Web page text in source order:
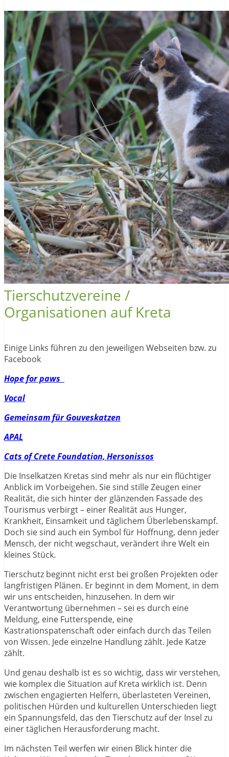
Tierschutzvereine /
Organisationen auf Kreta
Einige Links führen zu den jeweiligen Webseiten bzw. zu
Facebook
Hope for paws
Vocal
Gemeinsam für Gouveskatzen
APAL
Cats of Crete Foundation, Hersonissos
Die Inselkatzen Kretas sind mehr als nur ein flüchtiger
Anblick im Vorbeigehen. Sie sind stille Zeugen einer
Realität, die sich hinter der glänzenden Fassade des
Tourismus verbirgt – einer Realität aus Hunger,
Krankheit, Einsamkeit und täglichem Überlebenskampf.
Doch sie sind auch ein Symbol für Hoffnung, denn jeder
Mensch, der nicht wegschaut, verändert ihre Welt ein
kleines Stück.
Tierschutz beginnt nicht erst bei großen Projekten oder
langfristigen Plänen. Er beginnt in dem Moment, in dem
wir uns entscheiden, hinzusehen. In dem wir
Verantwortung übernehmen – sei es durch eine
Meldung, eine Futterspende, eine
Kastrationspatenschaft oder einfach durch das Teilen
von Wissen. Jede einzelne Handlung zählt. Jede Katze
zählt.
Und genau deshalb ist es so wichtig, dass wir verstehen,
wie komplex die Situation auf Kreta wirklich ist. Denn
zwischen engagierten Helfern, überlasteten Vereinen,
politischen Hürden und kulturellen Unterschieden liegt
ein Spannungsfeld, das den Tierschutz auf der Insel zu
einer täglichen Herausforderung macht.
Im nächsten Teil werfen wir einen Blick hinter die